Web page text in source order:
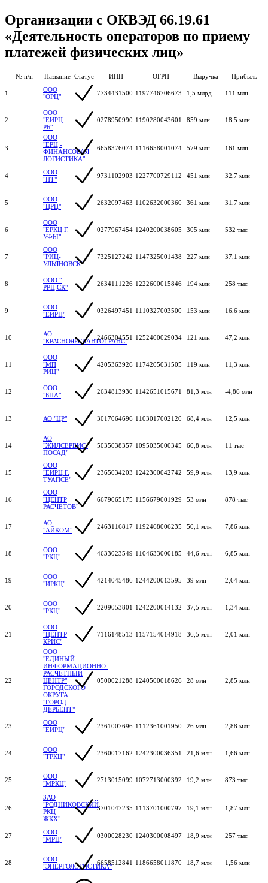
Организации с ОКВЭД 66.19.61
«Деятельность операторов по приему
платежей физических лиц»
№ п/п Название Статус ИНН ОГРН Выручка Прибыль
1
ООО
"ОРЦ"
7734431500 1197746706673 1,5 млрд 111 млн
2
ООО
"ЕИРЦ
РБ"
0278950990 1190280043601 859 млн 18,5 млн
3
ООО
"ЕРЦ -
ФИНАНСОВАЯ
ЛОГИСТИКА"
6658376074 1116658001074 579 млн 161 млн
4
ООО
"ПТ"
9731102903 1227700729112 451 млн 32,7 млн
5
ООО
"ЦРЦ"
2632097463 1102632000360 361 млн 31,7 млн
6
ООО
"ЕРКЦ Г.
УФЫ"
0277967454 1240200038605 305 млн 532 тыс
7
ООО
"РИЦ-
УЛЬЯНОВСК"
7325127242 1147325001438 227 млн 37,1 млн
8
ООО "
РРЦ СК"
2634111226 1222600015846 194 млн 258 тыс
9
ООО
"ЕИРЦ"
0326497451 1110327003500 153 млн 16,6 млн
10
АО
"КРАСНОЯРСКАВТОТРАНС"
2466304551 1252400029034 121 млн 47,2 млн
11
ООО
"МП
РИЦ"
4205363926 1174205031505 119 млн 11,3 млн
12
ООО
"БПА"
2634813930 1142651015671 81,3 млн -4,86 млн
13 АО "ЦР" 3017064696 1103017002120 68,4 млн 12,5 млн
14
АО
"ЖИЛСЕРВИС-
ПОСАД"
5035038357 1095035000345 60,8 млн 11 тыс
15
ООО
"ЕИРЦ Г.
ТУАПСЕ"
2365034203 1242300042742 59,9 млн 13,9 млн
16
ООО
"ЦЕНТР
РАСЧЕТОВ"
6679065175 1156679001929 53 млн 878 тыс
17
АО
"АЙКОМ"
2463116817 1192468006235 50,1 млн 7,86 млн
18
ООО
"РКЦ"
4633023549 1104633000185 44,6 млн 6,85 млн
19
ООО
"ИРКЦ"
4214045486 1244200013595 39 млн 2,64 млн
20
ООО
"РКЦ"
2209053801 1242200014132 37,5 млн 1,34 млн
21
ООО
"ЦЕНТР
КРИС"
7116148513 1157154014918 36,5 млн 2,01 млн
22
ООО
"ЕДИНЫЙ
ИНФОРМАЦИОННО-
РАСЧЕТНЫЙ
ЦЕНТР"
ГОРОДСКОГО
ОКРУГА
"ГОРОД
ДЕРБЕНТ"
0500021288 1240500018626 28 млн 2,85 млн
23
ООО
"ЕИРЦ"
2361007696 1112361001950 26 млн 2,88 млн
24
ООО
"ТРКЦ"
2360017162 1242300036351 21,6 млн 1,66 млн
25
ООО
"МРКЦ"
2713015099 1072713000392 19,2 млн 873 тыс
26
ЗАО
"РОДНИКОВСКИЙ
РКЦ
ЖКХ"
3701047235 1113701000797 19,1 млн 1,87 млн
27
ООО
"МРЦ"
0300028230 1240300008497 18,9 млн 257 тыс
28
ООО
"ЭНЕРГОЛОГИСТИКА"6658512841 1186658011870 18,7 млн 1,56 млн